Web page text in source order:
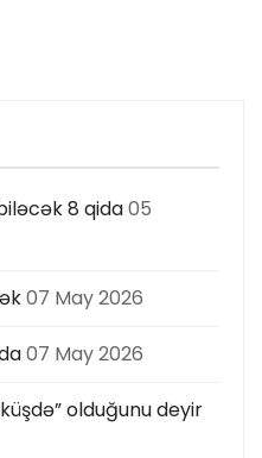
8 qida05
07 May 2026
07 May 2026
olduğunu deyir